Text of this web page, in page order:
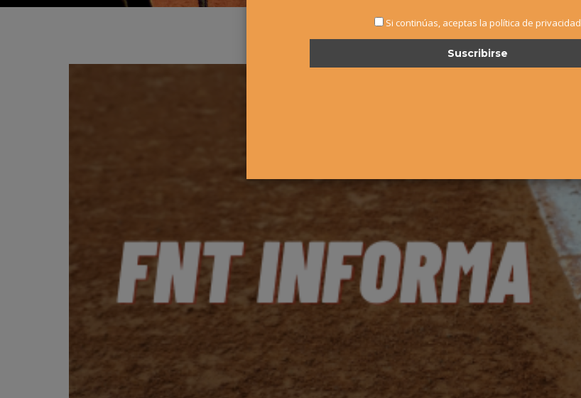
Si continúas, aceptas la política de privacidad